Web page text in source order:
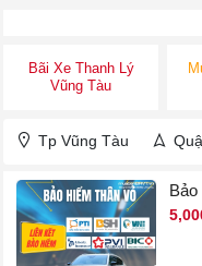
Bãi Xe Thanh Lý
Vũng Tàu
Tp Vũng Tàu